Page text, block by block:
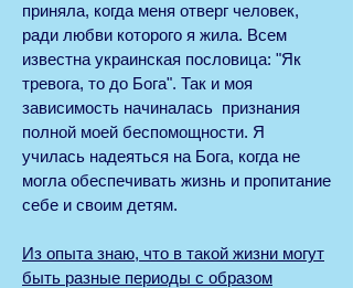
приняла, когда меня отверг человек,
ради любви которого я жила. Всем
известна украинская пословица: "Як
тревога, то до Бога". Так и моя
зависимость начиналась признания
полной моей беспомощности. Я
училась надеяться на Бога, когда не
могла обеспечивать жизнь и пропитание
себе и своим детям.
Из опыта знаю, что в такой жизни могут
быть разные периоды с образом